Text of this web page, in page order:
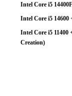
Intel Core i5
Intel Core i5 14600
Intel Core i5 11400
Creation)